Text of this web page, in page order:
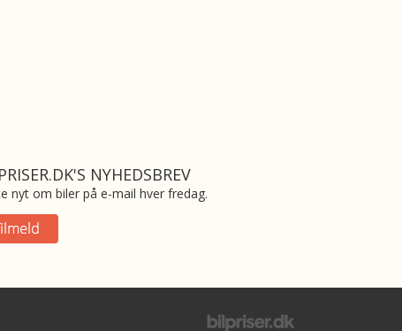
NYHEDSBREV
nyt om biler på e-mail hver fredag.